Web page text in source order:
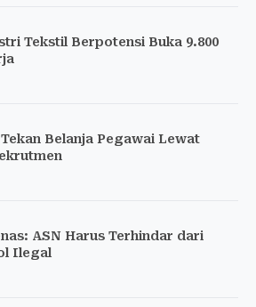
Tekstil Berpotensi Buka 9.800
Belanja Pegawai Lewat
ASN Harus Terhindar dari
Ilegal